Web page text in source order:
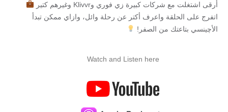
أرقى اشتغلت مع شركات كبيرة زي فوري وKlivvr وغيرهم كتير
اتفرج على الحلقة واعرف أكتر عن رحلة وائل، وازاي ممكن تبدأ
الأچينسي بتاعتك من الصفر!
Watch and Listen here